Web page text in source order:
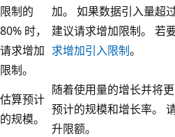
限制的
80% 时，
请求增加
限制。
加。 如果数据引入量超
建议请求增加限制。 若
求增加引入限制。
估算预计
的规模。
随着使用量的增长并将
预计的规模和增长率。
升限额。